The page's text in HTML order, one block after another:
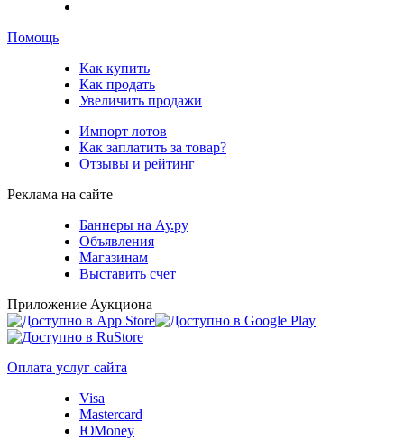
Помощь
Как купить
Как продать
Увеличить продажи
Импорт лотов
Как заплатить за товар?
Отзывы и рейтинг
Реклама на сайте
Баннеры на Ау.ру
Объявления
Магазинам
Выставить счет
Приложение Аукциона
Оплата услуг сайта
Visa
Mastercard
ЮMoney